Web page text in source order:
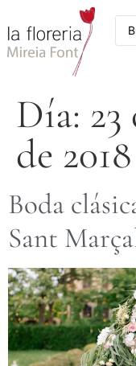
Día:
de 2018
Boda
Sant